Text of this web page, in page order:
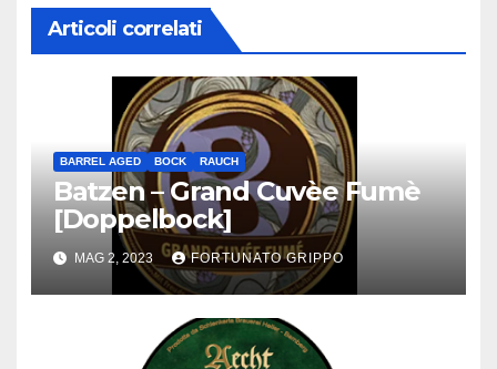
Articoli correlati
BARREL AGED BOCK RAUCH
Batzen – Grand Cuvèe Fumè
[Doppelbock]
MAG 2, 2023 FORTUNATO GRIPPO